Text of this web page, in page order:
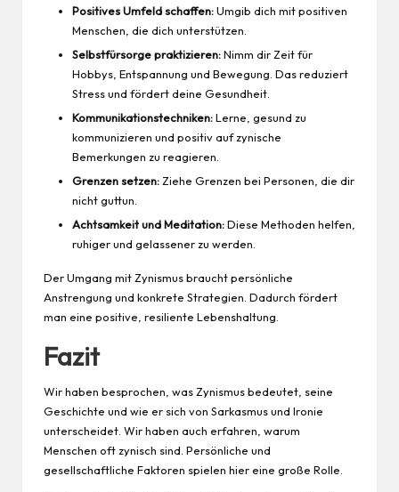
Positives Umfeld schaffen:Umgib dich mit positiven
Menschen, die dich unterstützen.
Selbstfürsorge praktizieren:Nimm dir Zeit für
Hobbys, Entspannung und Bewegung. Das reduziert
Stress und fördert deine Gesundheit
Kommunikationstechniken:Lerne, gesund zu
kommunizieren und positiv auf zynische
Bemerkungen zu reagieren.
Grenzen setzen: Ziehe Grenzen bei Personen, die dir
nicht guttun.
Achtsamkeit und Meditation:Diese Methoden helfen,
ruhiger und gelassener zu werden.
Der Umgang mit Zynismus braucht persönliche
Anstrengung und konkrete Strategien. Dadurch fördert
man eine positive, resiliente Lebenshaltung.
Fazit
Wir haben besprochen, was Zynismus bedeutet, seine
Geschichte und wie er sich von Sarkasmus und Ironie
unterscheidet. Wir haben auch erfahren, warum
Menschen oft zynisch sind. Persönliche und
gesellschaftliche Faktoren spielen hier eine große Rolle.